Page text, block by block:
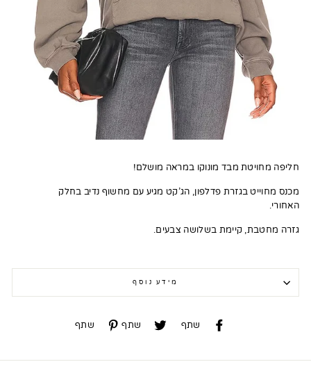
חליפה מחויטת מבד מונוקו במראה מושלם!
מכנס מחוייט בגזרת פדלפון, הג'קט מגיע עם מחשוף נדיב בחלק
האחורי.
גזרה מחטבת, קיימת בשלושה צבעים.
מידע נוסף
שתף שתף שתף שתף שתף